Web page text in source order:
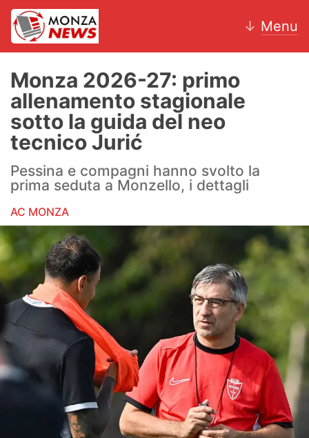
↓ Menu
News
AC Monza
Calcio
Motori
Volley
Hockey
Altri sport
Hockey
Pallanuoto
Pallamano
Monza 2026-27: primo
allenamento stagionale
sotto la guida del neo
tecnico Jurić
Pessina e compagni hanno svolto la
prima seduta a Monzello, i dettagli
AC MONZA